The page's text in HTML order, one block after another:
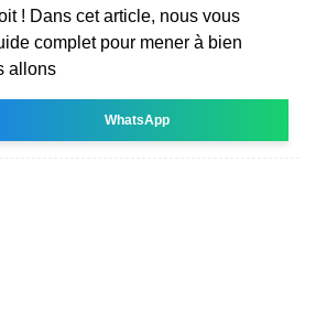
! Dans cet article, nous vous
complet pour mener à bien
allons
WhatsApp